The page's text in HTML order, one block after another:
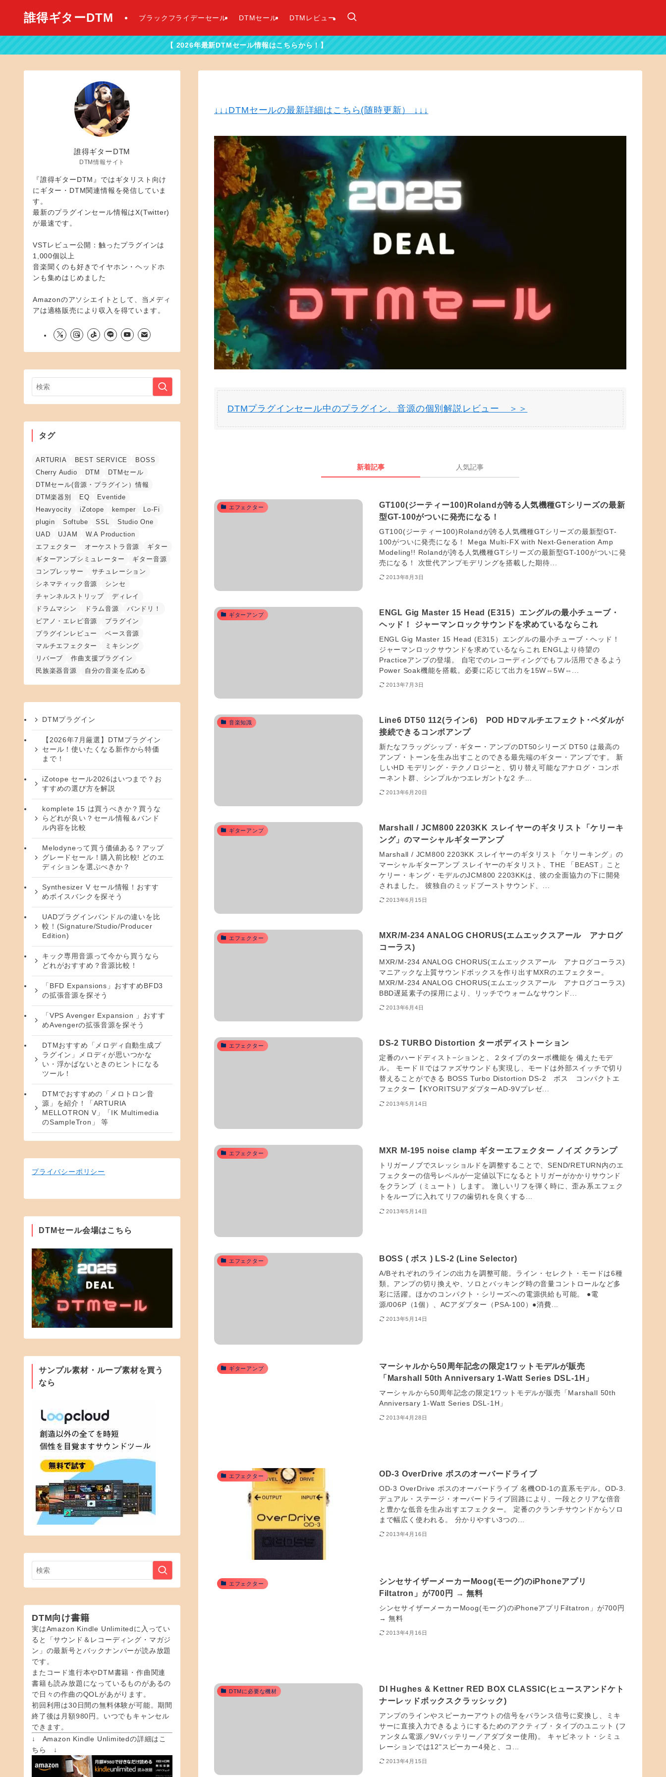
誰得ギターDTM ブラックフライデーセール DTMセール DTMレビュー
【 2026年最新DTMセール情報はこちらから！】
↓↓↓DTMセールの最新詳細はこちら(随時更新） ↓↓↓
DTMプラグインセール中のプラグイン、音源の個別解説レビュー ＞＞
新着記事 人気記事
エフェクター
GT100(ジーティー100)Rolandが誇る人気機種GTシリーズの最新
型GT-100がついに発売になる！
GT100(ジーティー100)Rolandが誇る人気機種GTシリーズの最新型GT-
100がついに発売になる！ Mega Multi-FX with Next-Generation Amp
Modeling!! Rolandが誇る人気機種GTシリーズの最新型GT-100がついに発
売になる！ 次世代アンプモデリングを搭載した期待...
2013年8月3日
ギターアンプ
ENGL Gig Master 15 Head (E315）エングルの最小チューブ・
ヘッド！ ジャーマンロックサウンドを求めているならこれ
ENGL Gig Master 15 Head (E315）エングルの最小チューブ・ヘッド！
ジャーマンロックサウンドを求めているならこれ ENGLより待望の
Practiceアンプの登場。 自宅でのレコーディングでもフル活用できるよう
Power Soak機能を搭載。必要に応じて出力を15W⇔5W⇔...
2013年7月3日
音楽知識
Line6 DT50 112(ライン6) POD HDマルチエフェクト･ペダルが
接続できるコンボアンプ
新たなフラッグシップ・ギター・アンプのDT50シリーズ DT50 は最高の
アンプ・トーンを生み出すことのできる最先端のギター・アンプです。 新
しいHD モデリング・テクノロジーと、切り替え可能なアナログ・コンポ
ーネント群、シンプルかつエレガントな2 チ...
2013年6月20日
ギターアンプ
Marshall / JCM800 2203KK スレイヤーのギタリスト「ケリーキ
ング」のマーシャルギターアンプ
Marshall / JCM800 2203KK スレイヤーのギタリスト「ケリーキング」の
マーシャルギターアンプ スレイヤーのギタリスト、THE 「BEAST」こと
ケリー・キング・モデルのJCM800 2203KKは、彼の全面協力の下に開発
されました。 彼独自のミッドブーストサウンド、...
2013年6月15日
エフェクター
MXR/M-234 ANALOG CHORUS(エムエックスアール アナログ
コーラス)
MXR/M-234 ANALOG CHORUS(エムエックスアール アナログコーラス)
マニアックな上質サウンドボックスを作り出すMXRのエフェクター。
MXR/M-234 ANALOG CHORUS(エムエックスアール アナログコーラス)
BBD遅延素子の採用により、リッチでウォームなサウンド...
2013年6月4日
エフェクター DS-2 TURBO Distortion ターボディストーション
定番のハードディスト−ションと、２タイプのターボ機能を 備えたモデ
ル。 モードⅡではファズサウンドも実現し、モードは外部スイッチで切り
替えることができる BOSS Turbo Distortion DS-2 ボス コンパクトエ
フェクター【KYORITSUアダプターAD-9Vプレゼ...
2013年5月14日
エフェクター MXR M-195 noise clamp ギターエフェクター ノイズ クランプ
トリガーノブでスレッショルドを調整することで、SEND/RETURN内のエ
フェクターの信号レベルが一定値以下になるとトリガーがかかりサウンド
をクランプ（ミュート）します。 激しいリフを弾く時に、歪み系エフェク
トをループに入れてリフの歯切れを良くする...
2013年5月14日
エフェクター BOSS ( ボス ) LS-2 (Line Selector)
A/Bそれぞれのラインの出力を調整可能。ライン・セレクト・モードは6種
類。アンプの切り換えや、ソロとバッキング時の音量コントロールなど多
彩に活躍。ほかのコンパクト・シリーズへの電源供給も可能。 ●電
源/006P（1個）、ACアダプター（PSA-100）●消費...
2013年5月14日
ギターアンプ
マーシャルから50周年記念の限定1ワットモデルが販売
「Marshall 50th Anniversary 1-Watt Series DSL-1H」
マーシャルから50周年記念の限定1ワットモデルが販売「Marshall 50th
Anniversary 1-Watt Series DSL-1H」
2013年4月28日
エフェクター OD-3 OverDrive ボスのオーバードライブ
OD-3 OverDrive ボスのオーバードライブ 名機OD-1の直系モデル。OD-3.
デュアル・ステージ・オーバードライブ回路により、一段とクリアな倍音
と豊かな低音を生み出すエフェクター。 定番のクランチサウンドからソロ
まで幅広く使われる。 分かりやすい3つの...
2013年4月16日
エフェクター
シンセサイザーメーカーMoog(モーグ)のiPhoneアプリ
Filtatron」が700円 → 無料
シンセサイザーメーカーMoog(モーグ)のiPhoneアプリFiltatron」が700円
→ 無料
2013年4月16日
DTMに必要な機材
DI Hughes & Kettner RED BOX CLASSIC(ヒュースアンドケト
ナーレッドボックスクラッシック)
アンプのラインやスピーカーアウトの信号をバランス信号に変換し、ミキ
サーに直接入力できるようにするためのアクティブ・タイプのユニット (フ
ァンタム電源／9Vバッテリー／アダプター使用)。 キャビネット・シミュ
レーションでは12"スピーカー4発と、コ...
2013年4月15日
誰得ギターDTM
DTM情報サイト
『誰得ギターDTM』ではギタリスト向け
にギター・DTM関連情報を発信していま
す。
最新のプラグインセール情報はX(Twitter)
が最速です。
VSTレビュー公開：触ったプラグインは
1,000個以上
音楽聞くのも好きでイヤホン・ヘッドホ
ンも集めはじめました
Amazonのアソシエイトとして、当メディ
アは適格販売により収入を得ています。
タグ
ARTURIA BEST SERVICE
BOSS
Cherry Audio
DTM
DTMセール
DTMセール(音源・プラグイン）情報
DTM楽器別
EQ
Eventide
Heavyocity
iZotope kemper
Lo-Fi
plugin
Softube SSL
Studio One
UAD
UJAM
W.A Production
エフェクター
オーケストラ音源
ギター
ギターアンプシミュレーター
ギター音源
コンプレッサー
サチュレーション
シネマティック音源
シンセ
チャンネルストリップ
ディレイ
ドラムマシン
ドラム音源
バンドリ！
ピアノ・エレピ音源
プラグイン
プラグインレビュー
ベース音源
マルチエフェクター
ミキシング
リバーブ
作曲支援プラグイン
民族楽器音源
自分の音楽を広める
DTMプラグイン
【2026年7月厳選】DTMプラグイン
セール！使いたくなる新作から特価
まで！
iZotope セール2026はいつまで？お
すすめの選び方を解説
komplete 15 は買うべきか？買うな
らどれが良い？セール情報＆バンド
ル内容を比較
Melodyneって買う価値ある？アップ
グレードセール！購入前比較! どのエ
ディションを選ぶべきか？
Synthesizer V セール情報！おすす
めボイスバンクを探そう
UADプラグインバンドルの違いを比
較！(Signature/Studio/Producer
Edition)
キック専用音源って今から買うなら
どれがおすすめ？音源比較！
「BFD Expansions」おすすめBFD3
の拡張音源を探そう
「VPS Avenger Expansion 」おすす
めAvengerの拡張音源を探そう
DTMおすすめ「メロディ自動生成プ
ラグイン」メロディが思いつかな
い・浮かばないときのヒントになる
ツール！
DTMでおすすめの「メロトロン音
源」を紹介！「ARTURIA
MELLOTRON V」「IK Multimedia
のSampleTron」 等
プライバシーポリシー
DTMセール会場はこちら
サンプル素材・ループ素材を買う
なら
DTM向け書籍
実はAmazon Kindle Unlimitedに入ってい
ると「サウンド＆レコーディング・マガジ
ン」の最新号とバックナンバーが読み放題
です。
またコード進行本やDTM書籍・作曲関連
書籍も読み放題になっているものがあるの
で日々の作曲のQOLがあがります。
初回利用は30日間の無料体験が可能。期間
終了後は月額980円。いつでもキャンセル
できます。
↓ Amazon Kindle Unlimitedの詳細はこ
ちら ↓